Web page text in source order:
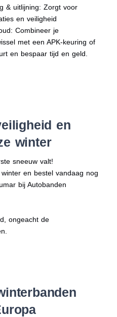
& uitlijning: Zorgt voor
en veiligheid
Combineer je
met een APK-keuring of
en bespaar tijd en geld.
en
winter
sneeuw valt!
en bestel vandaag nog
bij Autobanden
ongeacht de